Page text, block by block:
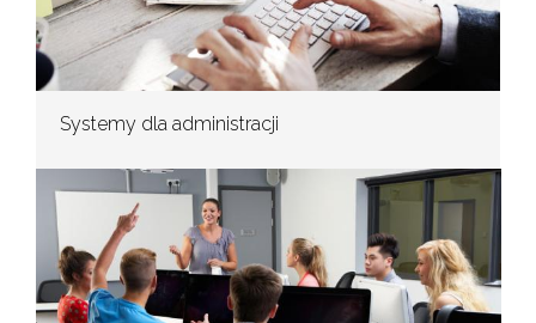
Systemy dla administracji